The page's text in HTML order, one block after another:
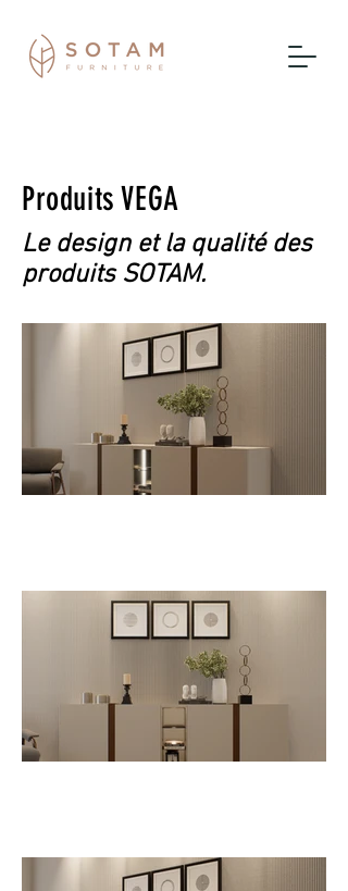
Produits VEGA
Le design et la qualité des
produits SOTAM.